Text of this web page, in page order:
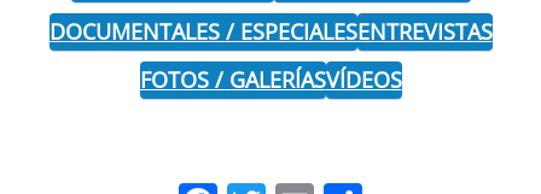
DOCUMENTALES / ESPECIALESENTREVISTAS
FOTOS / GALERÍASVÍDEOS